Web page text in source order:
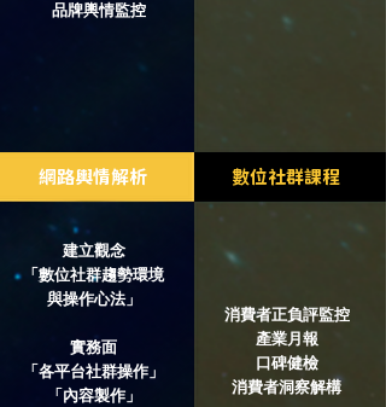
​品牌輿情監控
網路輿情解析 ​數位社群課程
建立觀念
「數位社群趨勢環境
與操作心法」
實務面
「各平台社群操作」
「內容製作」
消費者正負評監控
產業月報
口碑健檢
​消費者洞察解構